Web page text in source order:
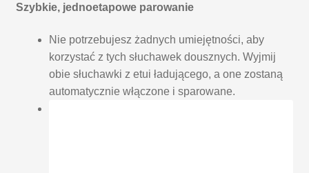
Szybkie, jednoetapowe parowanie
Nie potrzebujesz żadnych umiejętności, aby
korzystać z tych słuchawek dousznych. Wyjmij
obie słuchawki z etui ładującego, a one zostaną
automatycznie włączone i sparowane.